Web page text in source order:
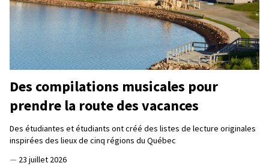
Des compilations musicales pour
prendre la route des vacances
Des étudiantes et étudiants ont créé des listes de lecture originales
inspirées des lieux de cinq régions du Québec
— 23 juillet 2026